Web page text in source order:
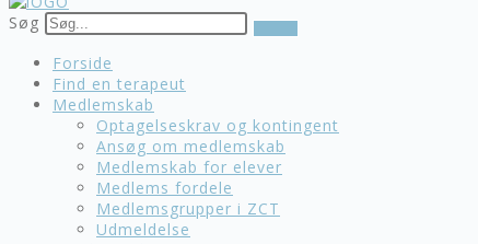
Søg
Forside
Find en terapeut
Medlemskab
Optagelseskrav og kontingent
Ansøg om medlemskab
Medlemskab for elever
Medlems fordele
Medlemsgrupper i ZCT
Udmeldelse